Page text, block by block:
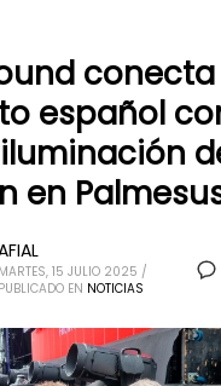
español
en
MARTES, 15 JULIO 2025 /
PUBLICADO EN NOTICIAS